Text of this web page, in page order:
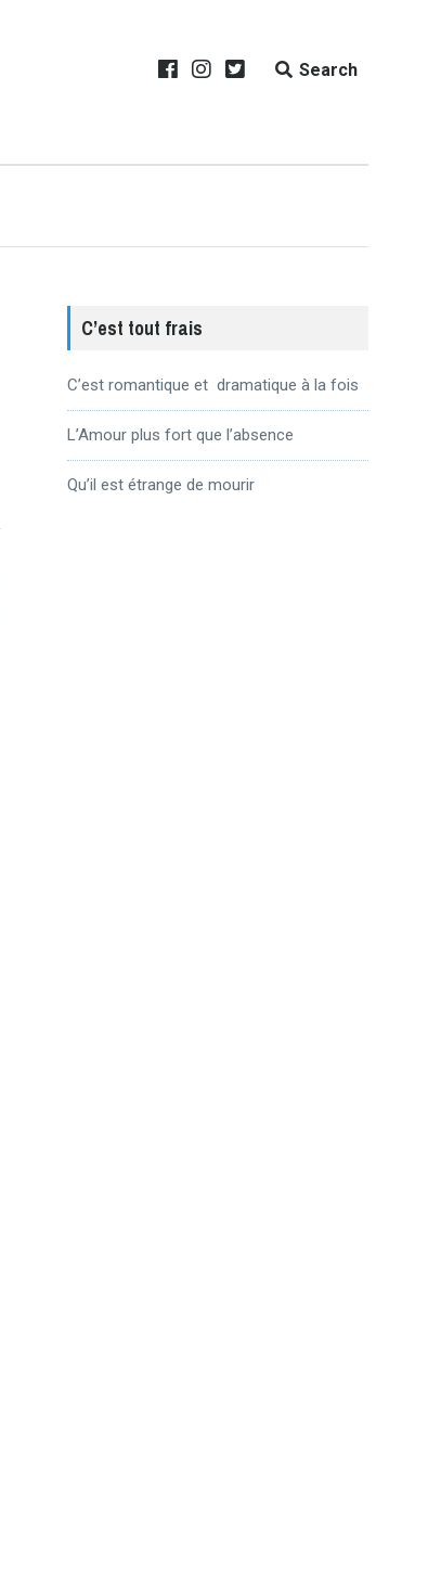
Search
C’est tout frais
C’est romantique et dramatique à la fois
L’Amour plus fort que l’absence
Qu’il est étrange de mourir